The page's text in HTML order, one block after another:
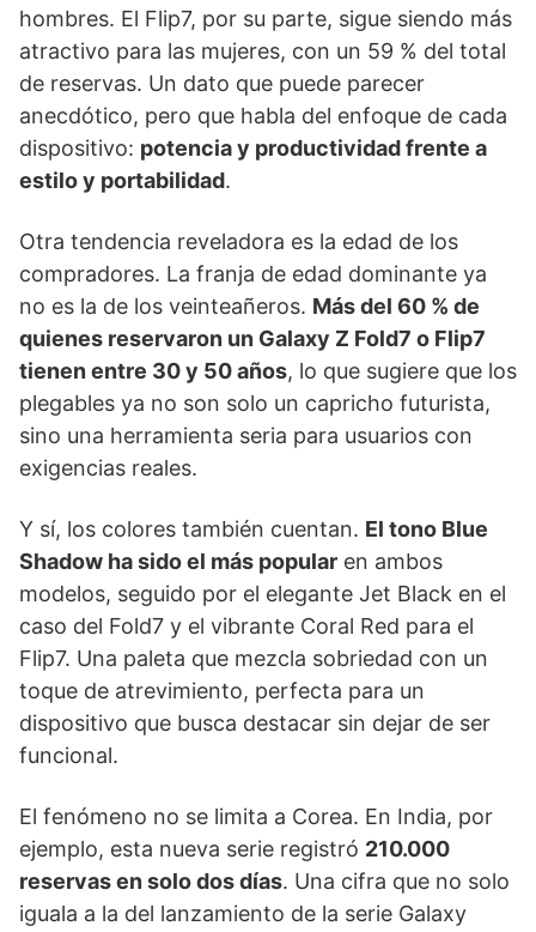
hombres. El Flip7, por su parte, sigue siendo más
atractivo para las mujeres, con un 59 % del total
de reservas. Un dato que puede parecer
anecdótico, pero que habla del enfoque de cada
dispositivo: potencia y productividad frente a
estilo y portabilidad.
Otra tendencia reveladora es la edad de los
compradores. La franja de edad dominante ya
no es la de los veinteañeros. Más del 60 % de
quienes reservaron un Galaxy Z Fold7 o Flip7
tienen entre 30 y 50 años, lo que sugiere que los
plegables ya no son solo un capricho futurista,
sino una herramienta seria para usuarios con
exigencias reales.
Y sí, los colores también cuentan. El tono Blue
Shadow ha sido el más popular en ambos
modelos, seguido por el elegante Jet Black en el
caso del Fold7 y el vibrante Coral Red para el
Flip7. Una paleta que mezcla sobriedad con un
toque de atrevimiento, perfecta para un
dispositivo que busca destacar sin dejar de ser
funcional.
El fenómeno no se limita a Corea. En India, por
ejemplo, esta nueva serie registró 210.000
reservas en solo dos días. Una cifra que no solo
iguala a la del lanzamiento de la serie Galaxy